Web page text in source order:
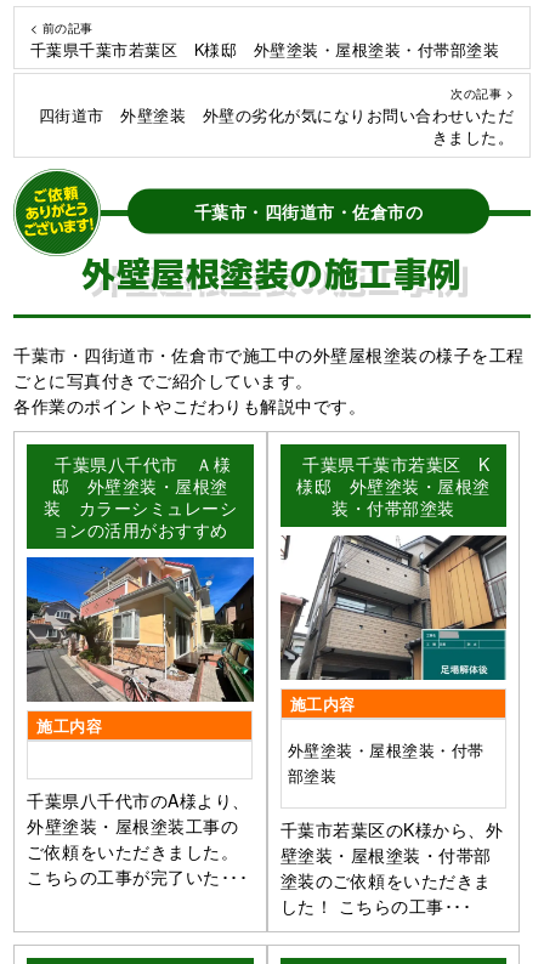
< 前の記事
千葉県千葉市若葉区 K様邸 外壁塗装・屋根塗装・付帯部塗装
次の記事 >
四街道市 外壁塗装 外壁の劣化が気になりお問い合わせいただ
きました。
千葉市・四街道市・佐倉市の
外壁屋根塗装の施工事例
千葉市・四街道市・佐倉市で施工中の外壁屋根塗装の様子を工程
ごとに写真付きでご紹介しています。
各作業のポイントやこだわりも解説中です。
千葉県八千代市 Ａ様
邸 外壁塗装・屋根塗
装 カラーシミュレーシ
ョンの活用がおすすめ
施工内容
千葉県八千代市のA様より、
外壁塗装・屋根塗装工事の
ご依頼をいただきました。
こちらの工事が完了いた･･･
千葉県千葉市若葉区 K
様邸 外壁塗装・屋根塗
装・付帯部塗装
施工内容
外壁塗装・屋根塗装・付帯
部塗装
千葉市若葉区のK様から、外
壁塗装・屋根塗装・付帯部
塗装のご依頼をいただきま
した！ こちらの工事･･･